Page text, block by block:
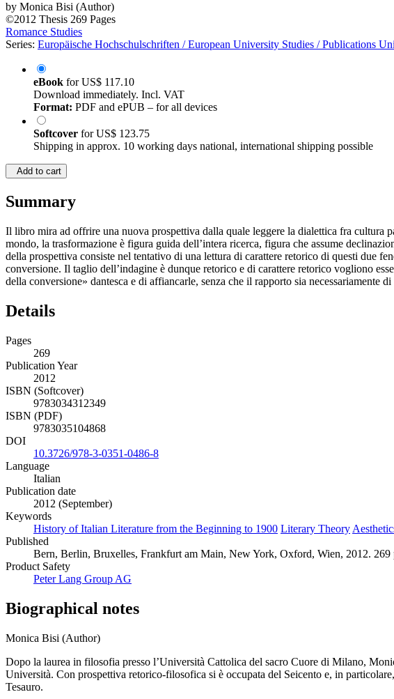
by Monica Bisi (Author)
©2012 Thesis 269 Pages
Romance Studies
Series: Europäische Hochschulschriften / European University Studies / Publications
eBook forUS$ 117.10
Download immediately. Incl. VAT
Format: PDF and ePUB – for all devices
Softcover forUS$ 123.75
Shipping in approx. 10 working days national, international shipping possible
Add to cart
Summary
Il libro mira ad offrire una nuova prospettiva dalla quale leggere la dialettica fra cultura
mondo, la trasformazione è figura guida dell’intera ricerca, figura che assume
della prospettiva consiste nel tentativo di una lettura di carattere retorico di questi due
conversione. Il taglio dell’indagine è dunque retorico e di carattere retorico vogliono
della conversione» dantesca e di affiancarle, senza che il rapporto sia necessariamente
Details
Pages
269
Publication Year
2012
ISBN (Softcover)
9783034312349
ISBN (PDF)
9783035104868
DOI
10.3726/978-3-0351-0486-8
Language
Italian
Publication date
2012 (September)
Keywords
History of Italian Literature from the Beginning to 1900 Literary Theory
Published
Bern, Berlin, Bruxelles, Frankfurt am Main, New York, Oxford, Wien, 2012. 269
Product Safety
Peter Lang Group AG
Biographical notes
Monica Bisi (Author)
Dopo la laurea in filosofia presso l’Università Cattolica del sacro Cuore di Milano,
Università. Con prospettiva retorico-filosofica si è occupata del Seicento e, in
Tesauro.